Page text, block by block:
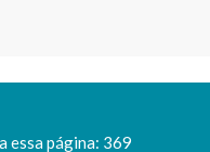
essa página: 369